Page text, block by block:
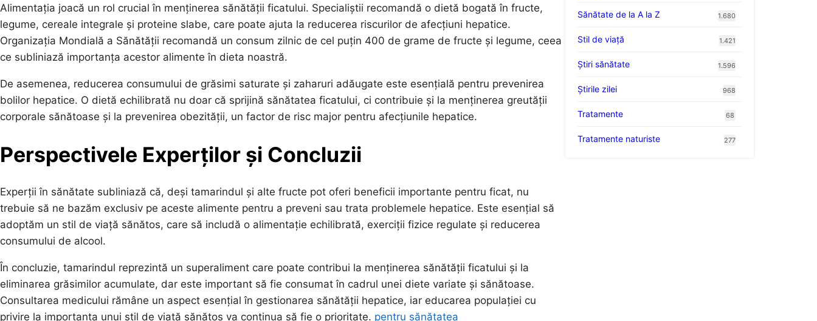
Alimentația joacă un rol crucial în menținerea sănătății ficatului. Specialiștii recomandă o dietă bogată în fructe,
legume, cereale integrale și proteine slabe, care poate ajuta la reducerea riscurilor de afecțiuni hepatice.
Organizația Mondială a Sănătății recomandă un consum zilnic de cel puțin 400 de grame de fructe și legume, ceea
ce subliniază importanța acestor alimente în dieta noastră.
De asemenea, reducerea consumului de grăsimi saturate și zaharuri adăugate este esențială pentru prevenirea
bolilor hepatice. O dietă echilibrată nu doar că sprijină sănătatea ficatului, ci contribuie și la menținerea greutății
corporale sănătoase și la prevenirea obezității, un factor de risc major pentru afecțiunile hepatice.
Perspectivele Experților și Concluzii
Experții în sănătate subliniază că, deși tamarindul și alte fructe pot oferi beneficii importante pentru ficat, nu
trebuie să ne bazăm exclusiv pe aceste alimente pentru a preveni sau trata problemele hepatice. Este esențial să
adoptăm un stil de viață sănătos, care să includă o alimentație echilibrată, exerciții fizice regulate și reducerea
consumului de alcool.
În concluzie, tamarindul reprezintă un superaliment care poate contribui la menținerea sănătății ficatului și la
eliminarea grăsimilor acumulate, dar este important să fie consumat în cadrul unei diete variate și sănătoase.
Consultarea medicului rămâne un aspect esențial în gestionarea sănătății hepatice, iar educarea populației cu
privire la importanța unui stil de viață sănătos va continua să fie o prioritate. pentru sănătatea
Sănătate de la A la Z 1.680
Stil de viaţă 1.421
Ştiri sănătate 1.596
Știrile zilei 968
Tratamente 68
Tratamente naturiste 277